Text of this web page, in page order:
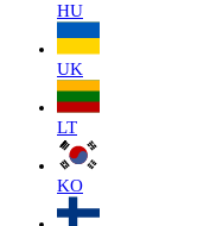
HU
UK
LT
KO